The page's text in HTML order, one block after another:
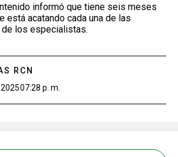
informó que tiene seis meses
está acatando cada una de las
los especialistas.
RCN
07:28 p. m.